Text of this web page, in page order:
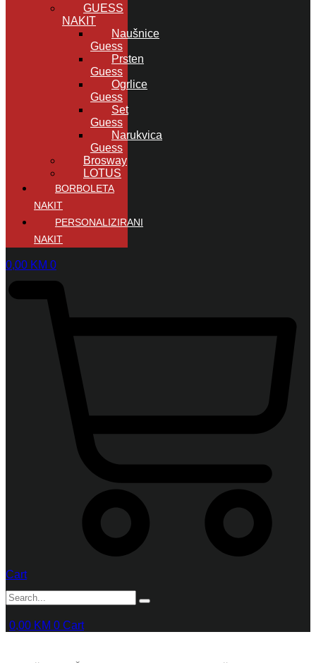
GUESS
NAKIT
Naušnice
Guess
Prsten
Guess
Ogrlice
Guess
Set
Guess
Narukvica
Guess
Brosway
LOTUS
BORBOLETA
NAKIT
PERSONALIZIRANI
NAKIT
0,00 KM 0
Cart
0,00 KM 0 Cart